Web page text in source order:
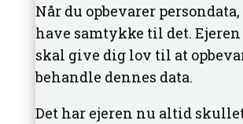
Når du opbevarer
have samtykke til det. Ejeren
skal give dig lov til at
behandle dennes data.
Det har ejeren nu altid